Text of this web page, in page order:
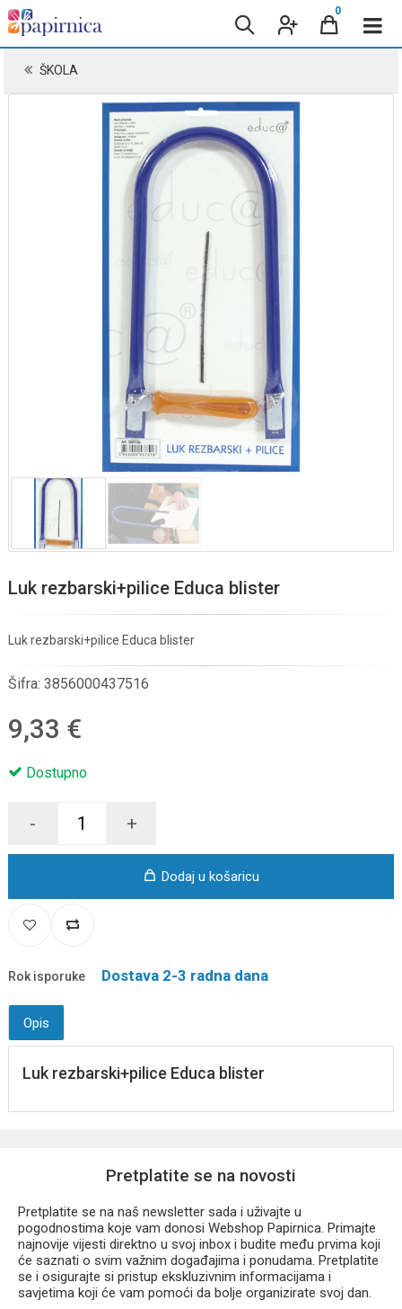
0
ŠKOLA
Luk rezbarski+pilice Educa blister
Luk rezbarski+pilice Educa blister
Šifra: 3856000437516
9,33 €
Dostupno
- +
Dodaj u košaricu
Rok isporuke Dostava 2-3 radna dana
Opis
Luk rezbarski+pilice Educa blister
Pretplatite se na novosti
Pretplatite se na naš newsletter sada i uživajte u
pogodnostima koje vam donosi Webshop Papirnica. Primajte
najnovije vijesti direktno u svoj inbox i budite među prvima koji
će saznati o svim važnim događajima i ponudama. Pretplatite
se i osigurajte si pristup ekskluzivnim informacijama i
savjetima koji će vam pomoći da bolje organizirate svoj dan.